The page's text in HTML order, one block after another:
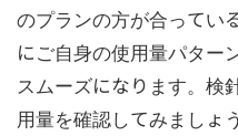
のプランの方が合ってい
にご自身の使用量パター
スムーズになります。検
用量を確認してみましょ